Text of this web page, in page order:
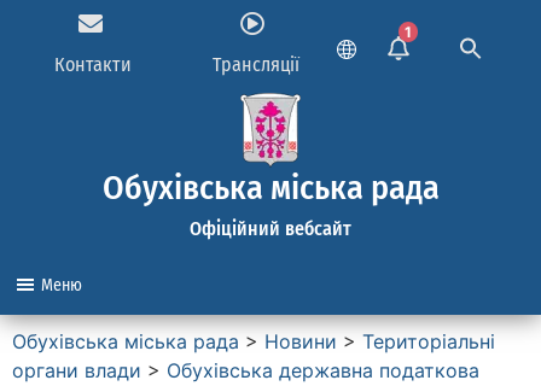
Контакти Трансляції
1
Обухівська міська рада
Офіційний вебсайт
Меню
Обухівська міська рада > Новини > Територіальні
органи влади > Обухівська державна податкова